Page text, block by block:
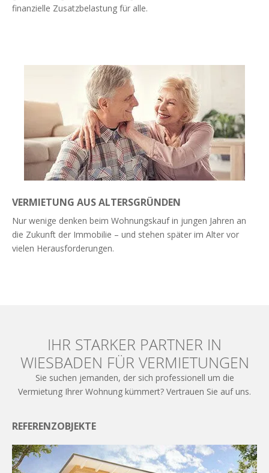
finanzielle Zusatzbelastung für alle.
VERMIETUNG AUS ALTERSGRÜNDEN
Nur wenige denken beim Wohnungskauf in jungen Jahren an
die Zukunft der Immobilie – und stehen später im Alter vor
vielen Herausforderungen.
IHR STARKER PARTNER IN
WIESBADEN FÜR VERMIETUNGEN
Sie suchen jemanden, der sich professionell um die
Vermietung Ihrer Wohnung kümmert? Vertrauen Sie auf uns.
REFERENZOBJEKTE